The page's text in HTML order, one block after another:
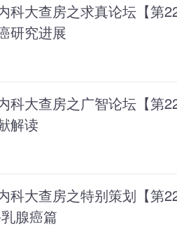
科大查房之求真论坛【第
研究进展
科大查房之广智论坛【第
解读
科大查房之特别策划【第
腺癌篇